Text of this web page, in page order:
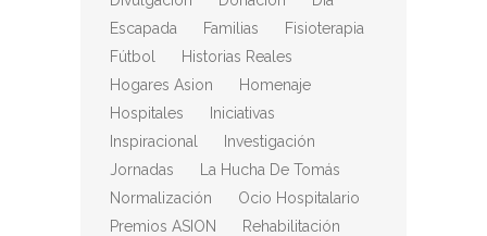
Escapada
Familias
Fisioterapia
Fútbol
Historias Reales
Hogares Asion
Homenaje
Hospitales
Iniciativas
Inspiracional
Investigación
Jornadas
La Hucha De Tomás
Normalización
Ocio Hospitalario
Premios ASION
Rehabilitación